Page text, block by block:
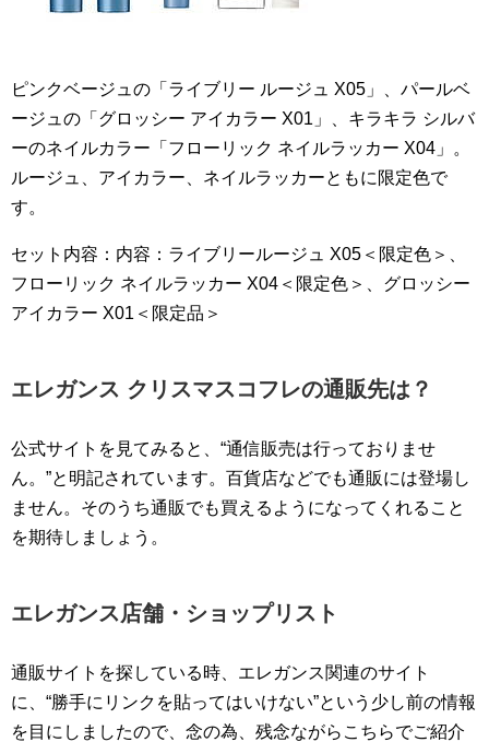
ピンクベージュの「ライブリー ルージュ X05」、パールベ
ージュの「グロッシー アイカラー X01」、キラキラ シルバ
ーのネイルカラー「フローリック ネイルラッカー X04」。
ルージュ、アイカラー、ネイルラッカーともに限定色で
す。
セット内容：内容：ライブリールージュ X05＜限定色＞、
フローリック ネイルラッカー X04＜限定色＞、グロッシー
アイカラー X01＜限定品＞
エレガンス クリスマスコフレの通販先は？
公式サイトを見てみると、“通信販売は行っておりませ
ん。”と明記されています。百貨店などでも通販には登場し
ません。そのうち通販でも買えるようになってくれること
を期待しましょう。
エレガンス店舗・ショップリスト
通販サイトを探している時、エレガンス関連のサイト
に、“勝手にリンクを貼ってはいけない”という少し前の情報
を目にしましたので、念の為、残念ながらこちらでご紹介